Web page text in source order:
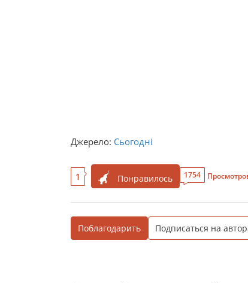
Джерело: Сьогодні
1 Понравилось 1754
Поблагодарить Подписаться на